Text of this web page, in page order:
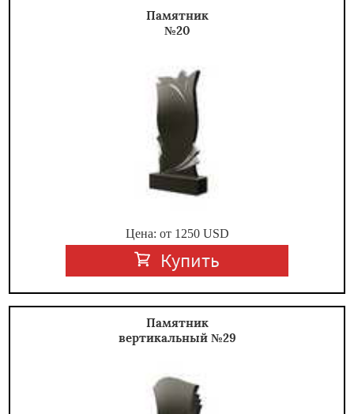
Памятник
№20
Цена: от 1250USD
Купить
Памятник
вертикальный №29